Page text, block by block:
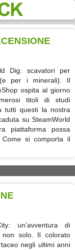
Dig: scavatori per
(e per i minerali). Il
ospita al giorno
titoli di studi
tutti questi la nostra
su SteamWorld
piattaforma possa
Come si comporta il
un’avventura di
solo. Il colorato
negli ultimi anni